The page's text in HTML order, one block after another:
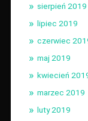
sierpień 2019
lipiec 2019
czerwiec
maj 2019
kwiecień
marzec 2019
luty 2019